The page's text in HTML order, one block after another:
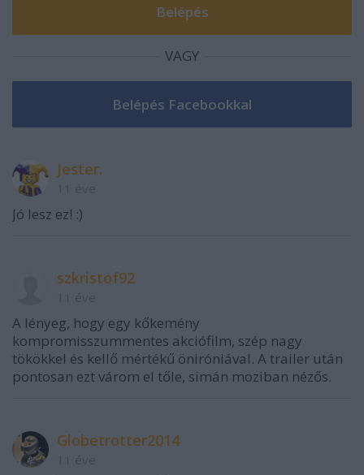
VAGY
Jester.
Jó lesz ez! :)
szkristof92
A lényeg, hogy egy kőkemény
kompromisszummentes akciófilm, szép nagy
tökökkel és kellő mértékű öniróniával. A trailer után
pontosan ezt várom el tőle, simán moziban nézős.
Globetrotter2014